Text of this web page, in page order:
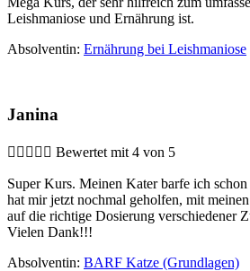
Leishmaniose und Ernährung ist.
Absolventin: Ernährung bei Leishmaniose
Janina
     Bewertet mit 4 von 5
Super Kurs. Meinen Kater barfe ich
hat mir jetzt nochmal geholfen, mit
auf die richtige Dosierung verschiedener
Vielen Dank!!!
Absolventin: BARF Katze (Grundlagen)